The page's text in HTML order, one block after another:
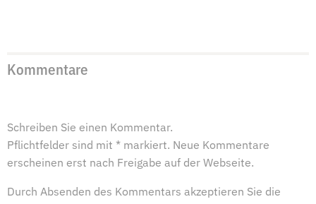
Kommentare
Schreiben Sie einen Kommentar.
Pflichtfelder sind mit * markiert. Neue Kommentare
erscheinen erst nach Freigabe auf der Webseite.
Durch Absenden des Kommentars akzeptieren Sie die